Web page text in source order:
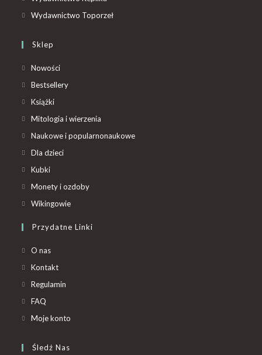
Wydawnictwo Toporzeł
Sklep
Nowości
Bestsellery
Książki
Mitologia i wierzenia
Naukowe i popularnonaukowe
Dla dzieci
Kubki
Monety i ozdoby
Wikingowie
Przydatne Linki
O nas
Kontakt
Regulamin
FAQ
Moje konto
Śledź Nas